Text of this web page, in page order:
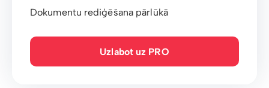
Dokumentu rediģēšana pārlūkā
Uzlabot uz PRO